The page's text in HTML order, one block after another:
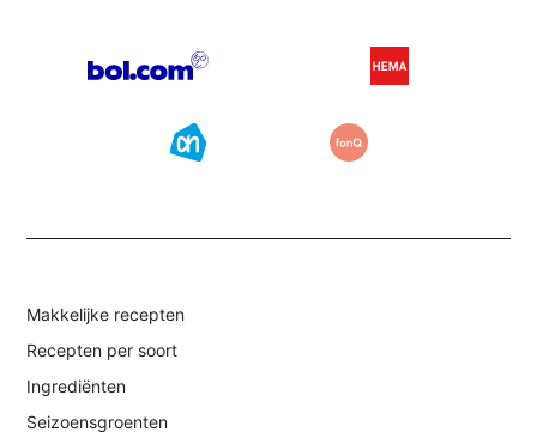
Makkelijke recepten
Recepten per soort
Ingrediënten
Seizoensgroenten